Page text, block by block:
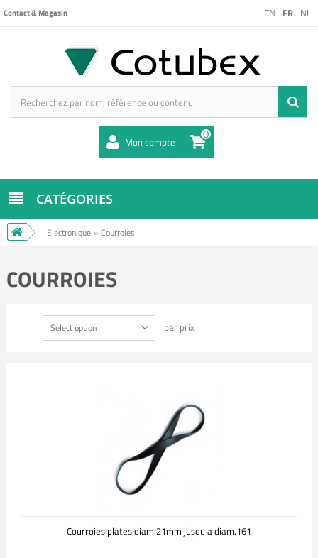
EN FR NL
Contact & Magasin
Mon compte 0
CATÉGORIES
Electronique » Courroies
COURROIES
Select option par prix
Courroies plates diam.21mm jusqu a diam.161